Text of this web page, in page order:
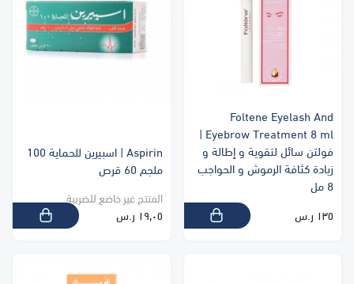
Foltene Eyelash And
Eyebrow Treatment 8 ml |
فولتن سائل لتقوية و إطالة و
زيادة كثافة الرموش و الحواجب
8 مل
١٣٥ ر.س
Aspirin | اسبيرين للحماية 100
ملجم 60 قرص
المنتج غير خاضع للضريبة
١٩٫٠٥ ر.س